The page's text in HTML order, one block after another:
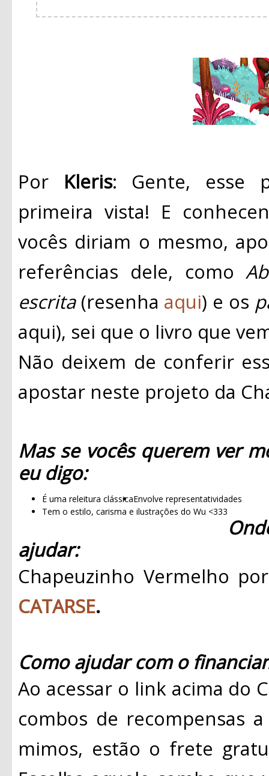
Por Kleris: Gente, esse
primeira vista! E
vocês diriam o mesmo,
referências dele, como
escrita(resenha aqui) e os
aqui), sei que o livro que
Não deixem de conferir
apostar neste projeto da
Mas se vocês querem ver
eu digo:
É uma releitura clássicaEnvolve representatividades
Tem o estilo, carisma e ilustrações do Wu <333
ajudar:
Chapeuzinho Vermelho
CATARSE.
Como ajudar com o
Ao acessar o link acima do
combos de recompensas
mimos, estão o frete